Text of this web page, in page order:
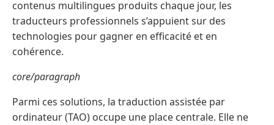
contenus multilingues produits chaque jour, les
traducteurs professionnels s’appuient sur des
technologies pour gagner en efficacité et en
cohérence.
core/paragraph
Parmi ces solutions, la traduction assistée par
ordinateur (TAO) occupe une place centrale. Elle ne